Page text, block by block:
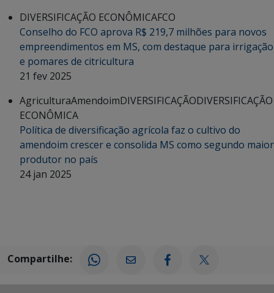
DIVERSIFICAÇÃO ECONÔMICAFCO
Conselho do FCO aprova R$ 219,7 milhões para novos
empreendimentos em MS, com destaque para irrigação
e pomares de citricultura
21 fev 2025
AgriculturaAmendoimDIVERSIFICAÇÃODIVERSIFICAÇÃO
ECONÔMICA
Política de diversificação agrícola faz o cultivo do
amendoim crescer e consolida MS como segundo maior
produtor no país
24 jan 2025
Compartilhe: